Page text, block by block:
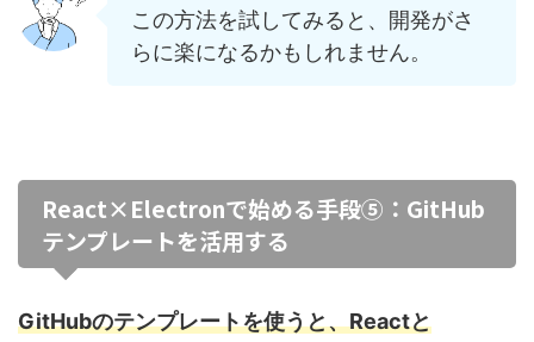
この方法を試してみると、開発がさ
らに楽になるかもしれません。
React×Electronで始める手段⑤：GitHub
テンプレートを活用する
GitHubのテンプレートを使うと、Reactと